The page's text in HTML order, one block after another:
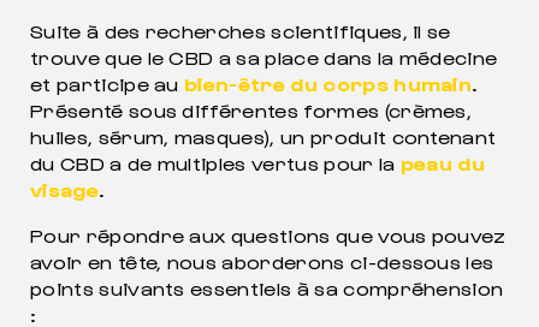
POUR DORMIR COMME JAMAIS
Suite à des recherches scientifiques, il se
trouve que le CBD a sa place dans la médecine
et participe au bien-être du corps humain
Présenté sous différentes formes (crèmes,
huiles, sérum, masques), un produit contenant
du CBD a de multiples vertus pour la peau du
visage.
Pour répondre aux questions que vous pouvez
avoir en tête, nous aborderons ci-dessous les
points suivants essentiels à sa compréhension
: